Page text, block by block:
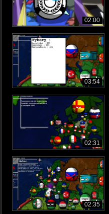
02:00
03:54
02:31
02:35